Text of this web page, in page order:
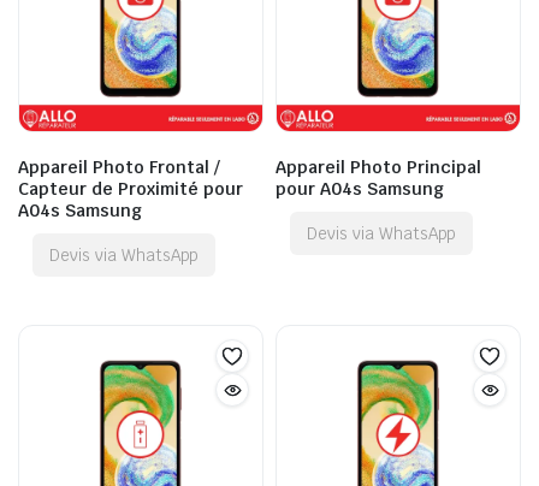
Appareil Photo Frontal /
Capteur de Proximité pour
A04s Samsung
Devis via WhatsApp
Appareil Photo Principal
pour A04s Samsung
Devis via WhatsApp